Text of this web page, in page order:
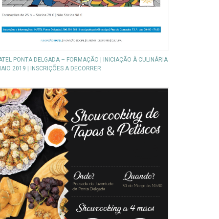
PONTA DELGADA – FORMAÇÃO | INICIAÇÃO À CULINÁRIA
2019 | INSCRIÇÕES A DECORRER